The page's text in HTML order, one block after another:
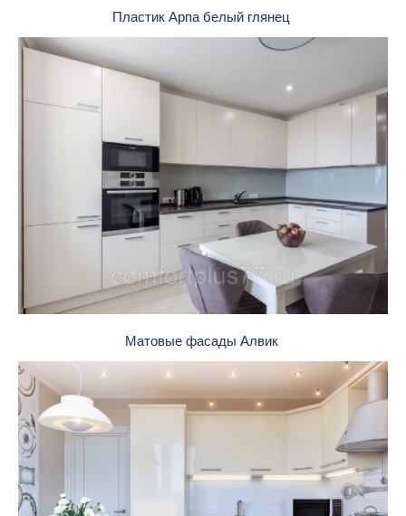
Пластик Арпа белый глянец
Матовые фасады Алвик